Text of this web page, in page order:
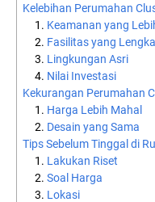
Kelebihan Perumahan
Keamanan yang
Fasilitas yang
Lingkungan Asri
Nilai Investasi
Kekurangan Perumahan
Harga Lebih Mahal
Desain yang Sama
Tips Sebelum Tinggal di
Lakukan Riset
Soal Harga
Lokasi